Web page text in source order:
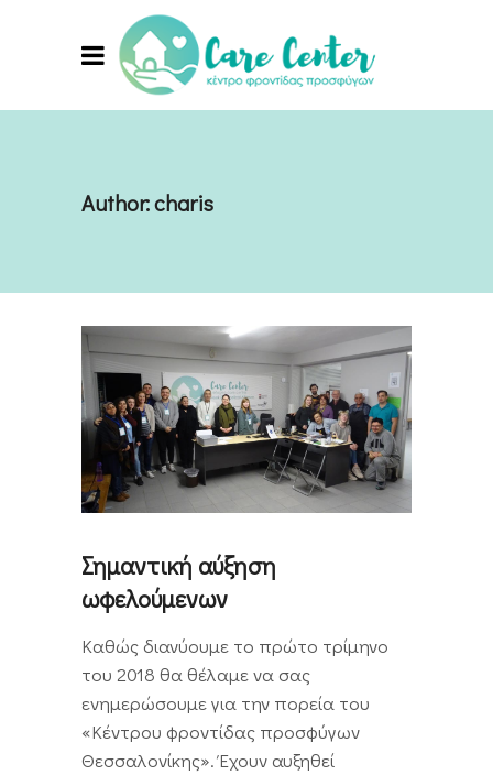
Author: charis
Σημαντική αύξηση
ωφελούμενων
Καθώς διανύουμε το πρώτο τρίμηνο
του 2018 θα θέλαμε να σας
ενημερώσουμε για την πορεία του
«Κέντρου φροντίδας προσφύγων
Θεσσαλονίκης». Έχουν αυξηθεί